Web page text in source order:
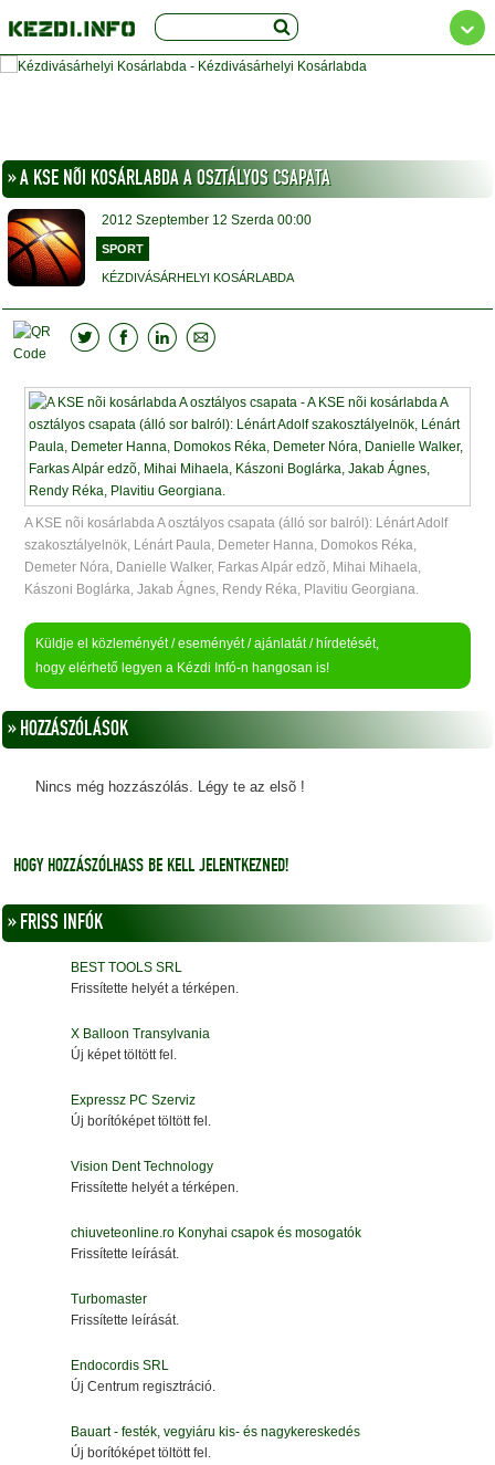
» A KSE NÕI KOSÁRLABDA A OSZTÁLYOS CSAPATA
2012 Szeptember 12 Szerda 00:00
SPORT
KÉZDIVÁSÁRHELYI KOSÁRLABDA
A KSE nõi kosárlabda A osztályos csapata (álló sor balról): Lénárt Adolf
szakosztályelnök, Lénárt Paula, Demeter Hanna, Domokos Réka,
Demeter Nóra, Danielle Walker, Farkas Alpár edzõ, Mihai Mihaela,
Kászoni Boglárka, Jakab Ágnes, Rendy Réka, Plavitiu Georgiana.
Küldje el közleményét / eseményét / ajánlatát / hírdetését,
hogy elérhető legyen a Kézdi Infó-n hangosan is!
» HOZZÁSZÓLÁSOK
Nincs még hozzászólás. Légy te az elsõ !
HOGY HOZZÁSZÓLHASS BE KELL JELENTKEZNED!
» FRISS INFÓK
BEST TOOLS SRL
Frissítette helyét a térképen.
X Balloon Transylvania
Új képet töltött fel.
Expressz PC Szerviz
Új borítóképet töltött fel.
Vision Dent Technology
Frissítette helyét a térképen.
chiuveteonline.ro Konyhai csapok és mosogatók
Frissítette leírását.
Turbomaster
Frissítette leírását.
Endocordis SRL
Új Centrum regisztráció.
Bauart - festék, vegyiáru kis- és nagykereskedés
Új borítóképet töltött fel.